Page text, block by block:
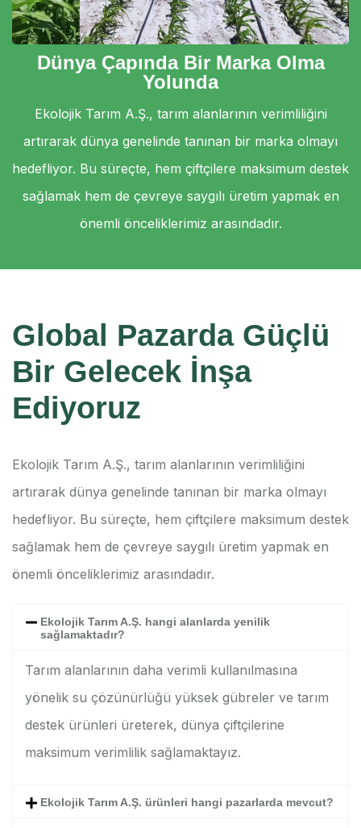
Dünya Çapında Bir Marka Olma
Yolunda
Ekolojik Tarım A.Ş., tarım alanlarının verimliliğini
artırarak dünya genelinde tanınan bir marka olmayı
hedefliyor. Bu süreçte, hem çiftçilere maksimum destek
sağlamak hem de çevreye saygılı üretim yapmak en
önemli önceliklerimiz arasındadır.
Global Pazarda Güçlü
Bir Gelecek İnşa
Ediyoruz
Ekolojik Tarım A.Ş., tarım alanlarının verimliliğini
artırarak dünya genelinde tanınan bir marka olmayı
hedefliyor. Bu süreçte, hem çiftçilere maksimum destek
sağlamak hem de çevreye saygılı üretim yapmak en
önemli önceliklerimiz arasındadır.
Ekolojik Tarım A.Ş. hangi alanlarda yenilik
sağlamaktadır?
Tarım alanlarının daha verimli kullanılmasına
yönelik su çözünürlüğü yüksek gübreler ve tarım
destek ürünleri üreterek, dünya çiftçilerine
maksimum verimlilik sağlamaktayız.
Ekolojik Tarım A.Ş. ürünleri hangi pazarlarda mevcut?